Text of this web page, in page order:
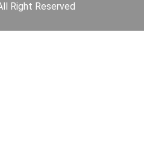
Right Reserved